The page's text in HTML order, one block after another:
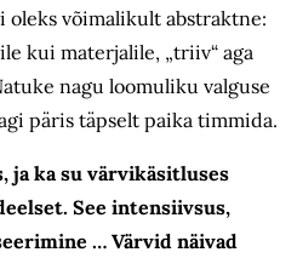
võimalikult abs­traktne:
kui materjalile, „triiv“ aga
nagu loomuliku valguse
päris täpselt paika timmida.
ja ka su värvikäsitluses
See intensiivsus,
… Värvid näivad